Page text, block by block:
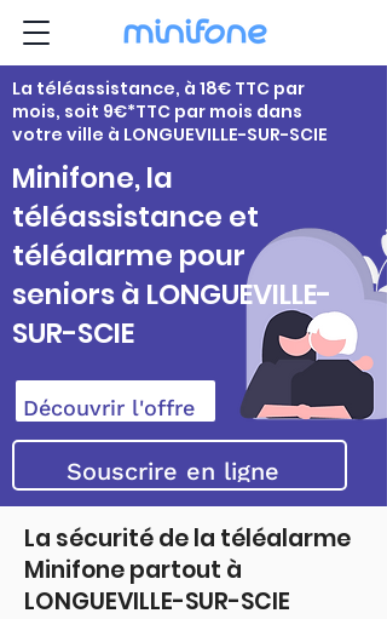
La téléassistance, à 18€ TTC par
mois, soit 9€*TTC par mois dans
votre ville à LONGUEVILLE-SUR-SCIE
Minifone, la
téléassistance et
téléalarme pour
seniors à LONGUEVILLE-
SUR-SCIE
Découvrir l'offre
Souscrire en ligne
La sécurité de la téléalarme
Minifone partout à
LONGUEVILLE-SUR-SCIE